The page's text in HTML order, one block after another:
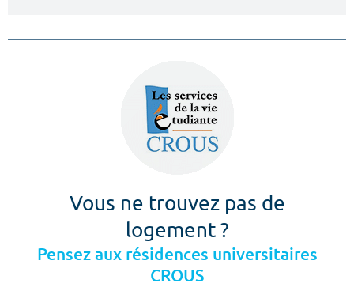
Vous ne trouvez pas de
logement ?
Pensez aux résidences universitaires
CROUS